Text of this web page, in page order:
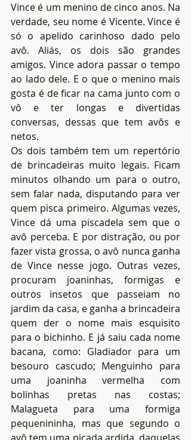
Vince é um menino de cinco anos. Na
verdade, seu nome é Vicente. Vince é
só o apelido carinhoso dado pelo
avô. Aliás, os dois são grandes
amigos. Vince adora passar o tempo
ao lado dele. E o que o menino mais
gosta é de ficar na cama junto com o
vô e ter longas e divertidas
conversas, dessas que tem avôs e
netos.
Os dois também tem um repertório
de brincadeiras muito legais. Ficam
minutos olhando um para o outro,
sem falar nada, disputando para ver
quem pisca primeiro. Algumas vezes,
Vince dá uma piscadela sem que o
avô perceba. E por distração, ou por
fazer vista grossa, o avô nunca ganha
de Vince nesse jogo. Outras vezes,
procuram joaninhas, formigas e
outros insetos que passeiam no
jardim da casa, e ganha a brincadeira
quem der o nome mais esquisito
para o bichinho. E já saiu cada nome
bacana, como: Gladiador para um
besouro cascudo; Menguinho para
uma joaninha vermelha com
bolinhas pretas nas costas;
Malagueta para uma formiga
pequenininha, mas que segundo o